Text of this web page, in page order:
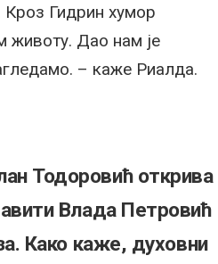
Кроз Гидрин хумор
животу. Дао нам је
– каже Риалда.
Тодоровић открива
Влада Петровић
Како каже, духовни